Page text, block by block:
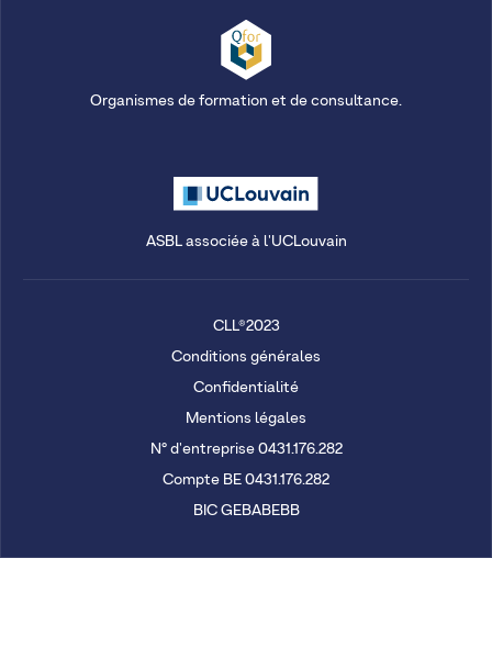
Organismes de formation et de consultance.
ASBL associée à l'UCLouvain
CLL®2023
Conditions générales
Confidentialité
Mentions légales
N° d'entreprise 0431.176.282
Compte BE 0431.176.282
BIC GEBABEBB